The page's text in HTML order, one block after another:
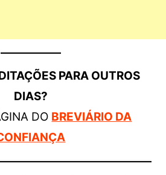
PARA OUTROS
DIAS?
DO BREVIÁRIO DA